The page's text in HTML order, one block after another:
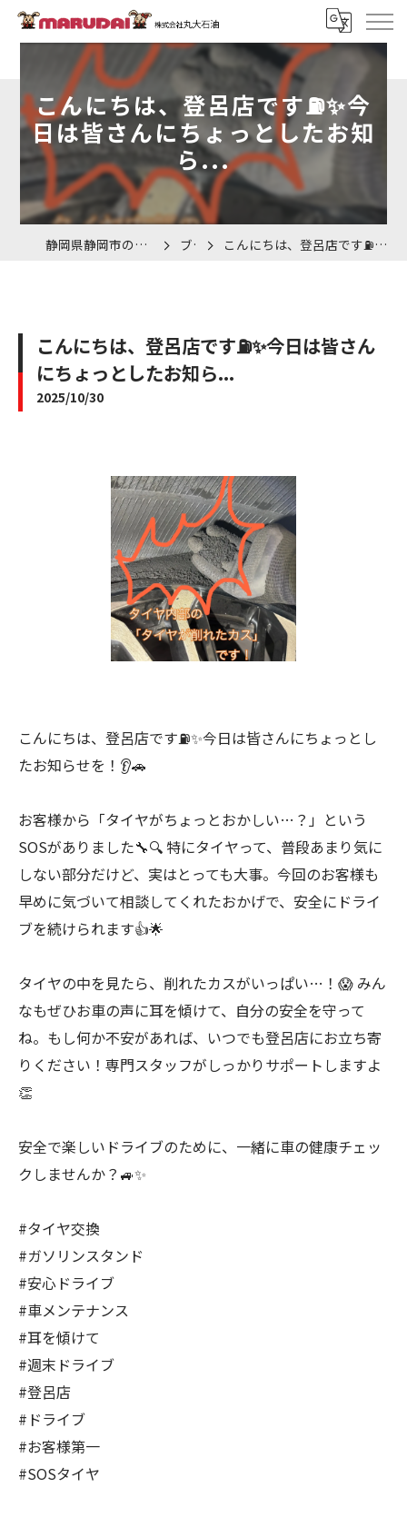
こんにちは、登呂店です⛽️✨今
日は皆さんにちょっとしたお知
ら...
静岡県静岡市の車検なら株式会社丸大石油 ブログ こんにちは、登呂店です⛽️✨今日は皆さんにちょっとしたお知ら...
こんにちは、登呂店です⛽️✨今日は皆さん
にちょっとしたお知ら...
2025/10/30
こんにちは、登呂店です⛽️✨今日は皆さんにちょっとし
たお知らせを！👂🚗
お客様から「タイヤがちょっとおかしい…？」という
SOSがありました🔧🔍 特にタイヤって、普段あまり気に
しない部分だけど、実はとっても大事。今回のお客様も
早めに気づいて相談してくれたおかげで、安全にドライ
ブを続けられます👍🌟
タイヤの中を見たら、削れたカスがいっぱい…！😱 みん
なもぜひお車の声に耳を傾けて、自分の安全を守って
ね。もし何か不安があれば、いつでも登呂店にお立ち寄
りください！専門スタッフがしっかりサポートしますよ
👏
安全で楽しいドライブのために、一緒に車の健康チェッ
クしませんか？🚙✨
#タイヤ交換
#ガソリンスタンド
#安心ドライブ
#車メンテナンス
#耳を傾けて
#週末ドライブ
#登呂店
#ドライブ
#お客様第一
#SOSタイヤ